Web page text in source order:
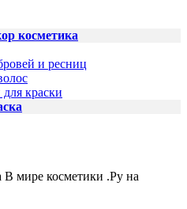
косметика
и ресниц
краски